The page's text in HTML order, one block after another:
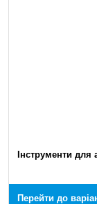
Інструменти
Перейти до